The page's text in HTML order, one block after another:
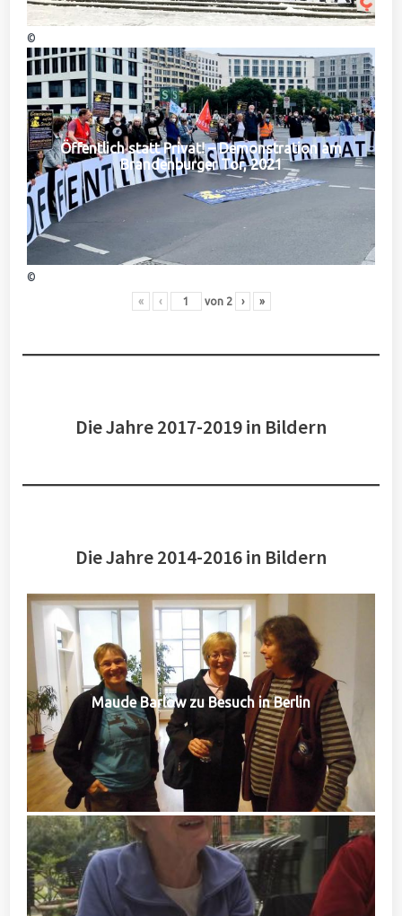
©
Öffentlich statt Privat! – Demonstration am
Brandenburger Tor, 2021
©
« ‹ von 2 › »
Die Jahre 2017-2019 in Bildern
Die Jahre 2014-2016 in Bildern
Maude Barlow zu Besuch in Berlin